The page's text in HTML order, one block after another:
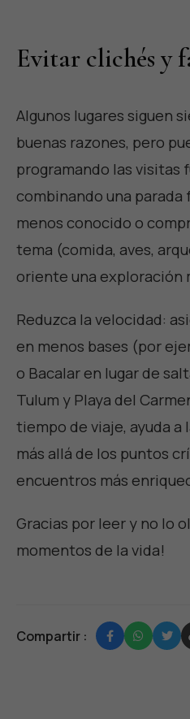
Evitar clichés y
Algunos lugares siguen
buenas razones, pero
programando las visitas
combinando una parada
menos conocido o
tema (comida, aves,
oriente una exploración
Reduzca la velocidad:
en menos bases (por
o Bacalar en lugar de
Tulum y Playa del
tiempo de viaje, ayuda a
más allá de los puntos
encuentros más
Gracias por leer y no lo
momentos de la vida!
Compartir :